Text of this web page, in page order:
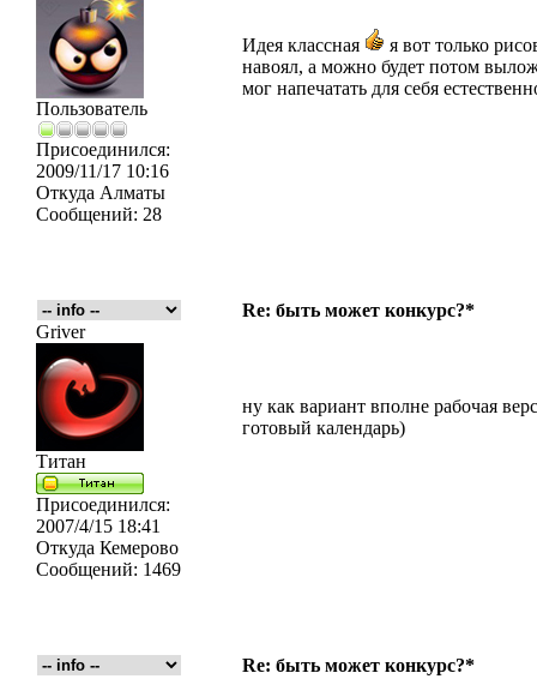
Пользователь
Присоединился:
2009/11/17 10:16
Откуда Алматы
Сообщений: 28
Идея классная
я вот только
навоял, а можно будет потом
мог напечатать для себя
Re: быть может конкурс?*
Griver
Титан
Присоединился:
2007/4/15 18:41
Откуда Кемерово
Сообщений: 1469
ну как вариант вполне рабочая
готовый календарь)
Re: быть может конкурс?*